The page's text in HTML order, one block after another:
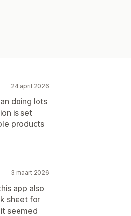
24 april 2026
doing lots
is set
products
3 maart 2026
app also
sheet for
seemed